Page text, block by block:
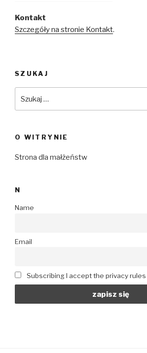
Kontakt
Szczegóły na stronie Kontakt.
SZUKAJ
O WITRYNIE
Strona dla małżeństw
N
Name
Email
Subscribing I accept the privacy